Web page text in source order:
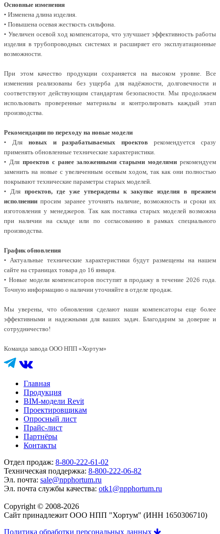
Основные изменения
• Изменена длина изделия.
• Повышена осевая жесткость сильфона.
• Увеличен осевой ход компенсатора, что улучшает эффективность работы
изделия в трубопроводных системах и расширяет его эксплуатационные
возможности.
При этом качество продукции сохраняется на высоком уровне. Все
изменения реализованы без ущерба для надёжности, долговечности и
соответствуют действующим стандартам безопасности. Мы продолжаем
использовать проверенные материалы и контролировать каждый этап
производства.
Рекомендации по переходу на новые модели
• Для новых и разрабатываемых проектов рекомендуется сразу
применять обновленные технические характеристики.
• Для проектов с ранее заложенными старыми моделями рекомендуем
заменить на новые с увеличенным осевым ходом, так как они полностью
покрывают технические параметры старых моделей.
• Для проектов, где уже утверждены к закупке изделия в прежнем
исполнениипросим заранее уточнять наличие, возможность и сроки их
изготовления у менеджеров. Так как поставка старых моделей возможна
при наличии на складе или по согласованию в рамках специального
производства.
График обновления
• Актуальные технические характеристики будут размещены на нашем
сайте на страницах товара до 16 января.
• Новые модели компенсаторов поступят в продажу в течение 2026 года.
Точную информацию о наличии уточняйте в отделе продаж.
Мы уверены, что обновления сделают наши компенсаторы еще более
эффективными и надежными для ваших задач. Благодарим за доверие и
сотрудничество!
Команда завода ООО НПП «Хортум»
Главная
Продукция
BIM-модели Revit
Проектировщикам
Опросный лист
Прайс-лист
Партнёры
Контакты
Отдел продаж: 8-800-222-61-02
Техническая поддержка: 8-800-222-06-82
Эл. почта: sale@npphortum.ru
Эл. почта службы качества: otk1@npphortum.ru
Copyright © 2008-2026
Cайт принадлежит ООО НПП "Хортум" (ИНН 1650306710)
Политика обработки персональных данных